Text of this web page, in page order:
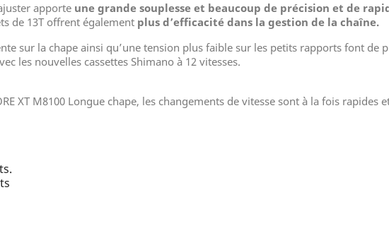
apporte une grande souplesse et beaucoup de précision et de
de 13T offrent également plus d’efficacité dans la gestion de la chaîne.
sur la chape ainsi qu’une tension plus faible sur les petits rapports font de
les nouvelles cassettes Shimano à 12 vitesses.
XT M8100 Longue chape, les changements de vitesse sont à la fois